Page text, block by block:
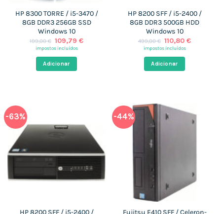
HP 8300 TORRE / i5-3470 /
8GB DDR3 256GB SSD
Windows 10
199,00€ O
preço
era:
199,00 €.
109,79€O
impostos incluídos
Adicionar
HP 8200 SFF / i5-2400 /
8GB DDR3 500GB HDD
Windows 10
499,00€ O
preço
era:
499,00 €.
110,80€O
impostos incluídos
Adicionar
-63% -44%